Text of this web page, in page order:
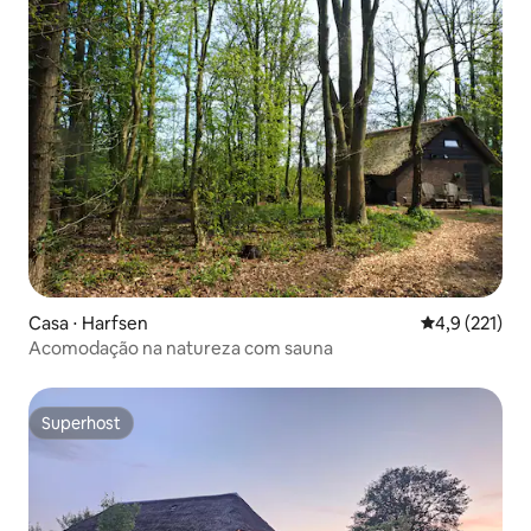
Casa ⋅ Harfsen 4,9 de uma
4,9 (221)
Acomodação na natureza com sauna
Superhost
Superhost